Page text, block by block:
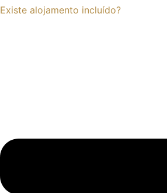
Existe alojamento incluído?